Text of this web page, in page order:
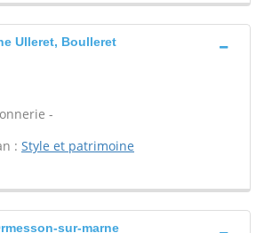
Ulleret, Boulleret
-
: Style et patrimoine
sur-marne